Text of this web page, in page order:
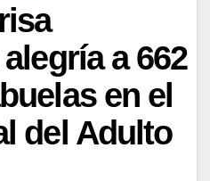
a 662
en el
del Adulto